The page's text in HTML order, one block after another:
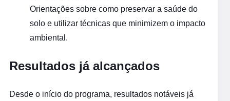
Orientações sobre como preservar a saúde do
solo e utilizar técnicas que minimizem o impacto
ambiental.
Resultados já alcançados
Desde o início do programa, resultados notáveis já